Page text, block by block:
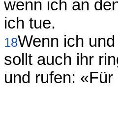
wenn ich an
ich tue.
18Wenn ich
sollt auch ihr
und rufen: